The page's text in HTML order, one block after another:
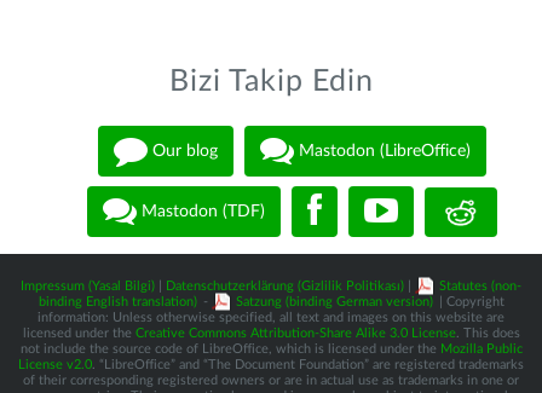
Bizi Takip Edin
Our blog Mastodon (LibreOffice)
Mastodon (TDF)
Impressum (Yasal Bilgi) Datenschutzerklärung (Gizlilik Politikası)
Statutes (non-
binding English translation) - Satzung (binding German version)
| Copyright
information: Unless otherwise specified, all text and images on this website are
licensed under the Creative Commons Attribution-Share Alike 3.0 License. This does
not include the source code of LibreOffice, which is licensed under the Mozilla Public
License v2.0 . “LibreOffice” and “The Document Foundation” are registered trademarks
of their corresponding registered owners or are in actual use as trademarks in one or